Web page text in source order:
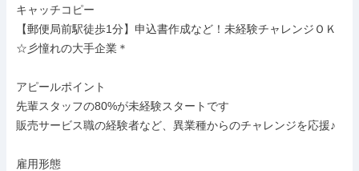
キャッチコピー
【郵便局前駅徒歩1分】申込書作成など！未経験チャレンジＯＫ
☆彡憧れの大手企業＊
アピールポイント
先輩スタッフの80%が未経験スタートです
販売サービス職の経験者など、異業種からのチャレンジを応援♪
雇用形態